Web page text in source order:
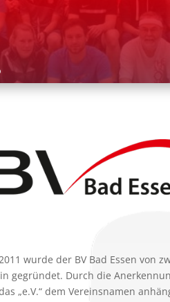
wurde der BV Bad Essen von
gegründet. Durch die
„e.V.“ dem Vereinsnamen